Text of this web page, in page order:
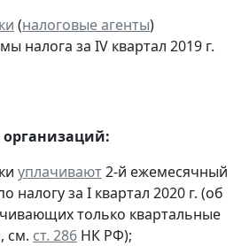
(налоговые агенты)
налога за IV квартал 2019 г.
уплачивают2-й ежемесячный
налогу за I квартал 2020 г. (об
только квартальные
см. ст. 286 НК РФ);